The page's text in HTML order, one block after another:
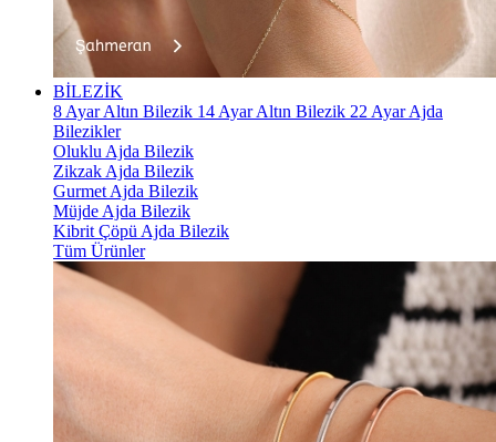
BİLEZİK
8 Ayar Altın Bilezik 14 Ayar Altın Bilezik 22 Ayar Ajda
Bilezikler
Oluklu Ajda Bilezik
Zikzak Ajda Bilezik
Gurmet Ajda Bilezik
Müjde Ajda Bilezik
Kibrit Çöpü Ajda Bilezik
Tüm Ürünler